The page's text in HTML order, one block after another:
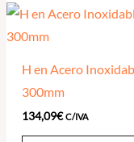
H en Acero
300mm
134,09€ C/IVA